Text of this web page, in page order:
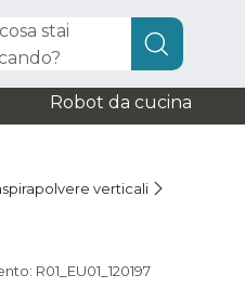
stai
Robot da cucina
verticali
R01_EU01_120197